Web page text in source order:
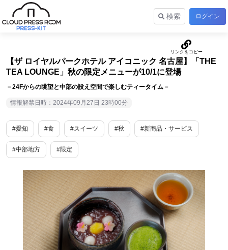
検索 ログイン
【ザ ロイヤルパークホテル アイコニック 名古屋】「THE
TEA LOUNGE」秋の限定メニューが10/1に登場
－24Fからの眺望と中部の設え空間で楽しむティータイム－
情報解禁日時：2024年09月27日 23時00分
#愛知 #食 #スイーツ #秋 #新商品・サービス
#中部地方 #限定